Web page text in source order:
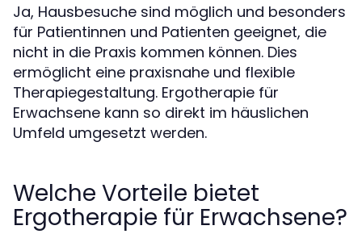
Ja, Hausbesuche sind möglich und besonders
für Patientinnen und Patienten geeignet, die
nicht in die Praxis kommen können. Dies
ermöglicht eine praxisnahe und flexible
Therapiegestaltung. Ergotherapie für
Erwachsene kann so direkt im häuslichen
Umfeld umgesetzt werden.
Welche Vorteile bietet
Ergotherapie für Erwachsene?